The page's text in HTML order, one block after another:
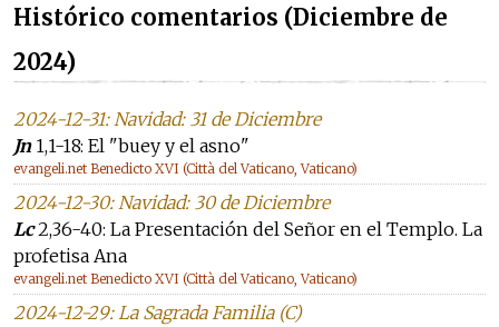
Histórico comentarios (Diciembre de
2024)
2024-12-31: Navidad: 31 de Diciembre
Jn1,1-18: El "buey y el asno"
evangeli.net Benedicto XVI (Città del Vaticano, Vaticano)
2024-12-30: Navidad: 30 de Diciembre
Lc2,36-40: La Presentación del Señor en el Templo. La
profetisa Ana
evangeli.net Benedicto XVI (Città del Vaticano, Vaticano)
2024-12-29: La Sagrada Familia (C)